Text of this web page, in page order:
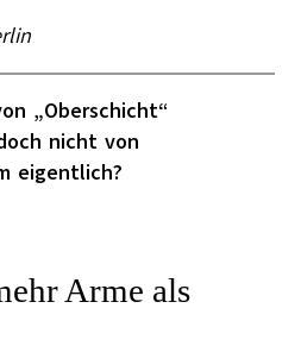
„Oberschicht“
nicht von
eigentlich?
Arme als